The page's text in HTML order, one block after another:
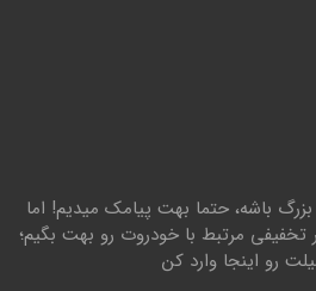
باشه، حتما بهت پیامک میدیم! اما
مرتبط با خودروت رو بهت بگیم؛
رو اینجا وارد کن